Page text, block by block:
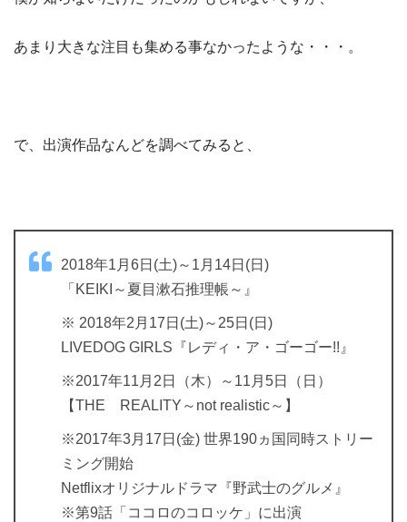
あまり大きな注目も集める事なかったような・・・。
で、出演作品なんどを調べてみると、
2018年1月6日(土)～1月14日(日)
「KEIKI～夏目漱石推理帳～』
※ 2018年2月17日(土)～25日(日)
LIVEDOG GIRLS『レディ・ア・ゴーゴー!!』
※2017年11月2日（木）～11月5日（日）
【THE REALITY～not realistic～】
※2017年3月17日(金) 世界190ヵ国同時ストリー
ミング開始
Netflixオリジナルドラマ『野武士のグルメ』
※第9話「ココロのコロッケ」に出演